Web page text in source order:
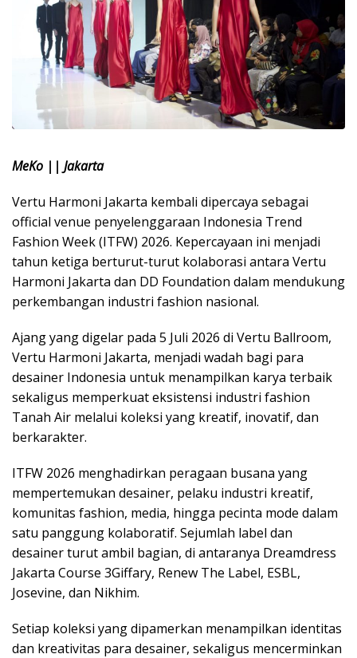
MeKo || Jakarta
Vertu Harmoni Jakarta kembali dipercaya sebagai
official venue penyelenggaraan Indonesia Trend
Fashion Week (ITFW) 2026. Kepercayaan ini menjadi
tahun ketiga berturut-turut kolaborasi antara Vertu
Harmoni Jakarta dan DD Foundation dalam mendukung
perkembangan industri fashion nasional.
Ajang yang digelar pada 5 Juli 2026 di Vertu Ballroom,
Vertu Harmoni Jakarta, menjadi wadah bagi para
desainer Indonesia untuk menampilkan karya terbaik
sekaligus memperkuat eksistensi industri fashion
Tanah Air melalui koleksi yang kreatif, inovatif, dan
berkarakter.
ITFW 2026 menghadirkan peragaan busana yang
mempertemukan desainer, pelaku industri kreatif,
komunitas fashion, media, hingga pecinta mode dalam
satu panggung kolaboratif. Sejumlah label dan
desainer turut ambil bagian, di antaranya Dreamdress
Jakarta Course 3Giffary, Renew The Label, ESBL,
Josevine, dan Nikhim.
Setiap koleksi yang dipamerkan menampilkan identitas
dan kreativitas para desainer, sekaligus mencerminkan